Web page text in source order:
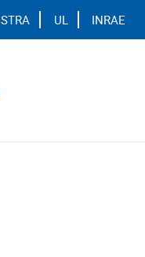
UL INRAE